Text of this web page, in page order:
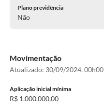
Plano previdência
Não
Movimentação
Atualizado: 30/09/2024, 00h00
Aplicação inicial mínima
R$ 1.000.000,00